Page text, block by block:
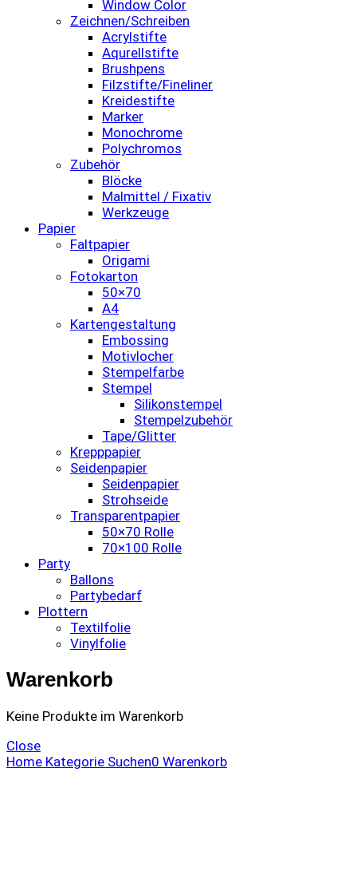
Window Color
Zeichnen/Schreiben
Acrylstifte
Aqurellstifte
Brushpens
Filzstifte/Fineliner
Kreidestifte
Marker
Monochrome
Polychromos
Zubehör
Blöcke
Malmittel / Fixativ
Werkzeuge
Papier
Faltpapier
Origami
Fotokarton
50×70
A4
Kartengestaltung
Embossing
Motivlocher
Stempelfarbe
Stempel
Silikonstempel
Stempelzubehör
Tape/Glitter
Krepppapier
Seidenpapier
Seidenpapier
Strohseide
Transparentpapier
50×70 Rolle
70×100 Rolle
Party
Ballons
Partybedarf
Plottern
Textilfolie
Vinylfolie
Warenkorb
Keine Produkte im Warenkorb
Close
Home Kategorie Suchen0 Warenkorb